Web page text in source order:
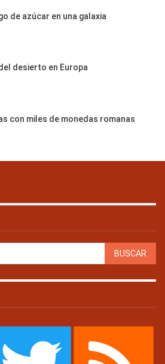
de azúcar en una galaxia
desierto en Europa
con miles de monedas romanas